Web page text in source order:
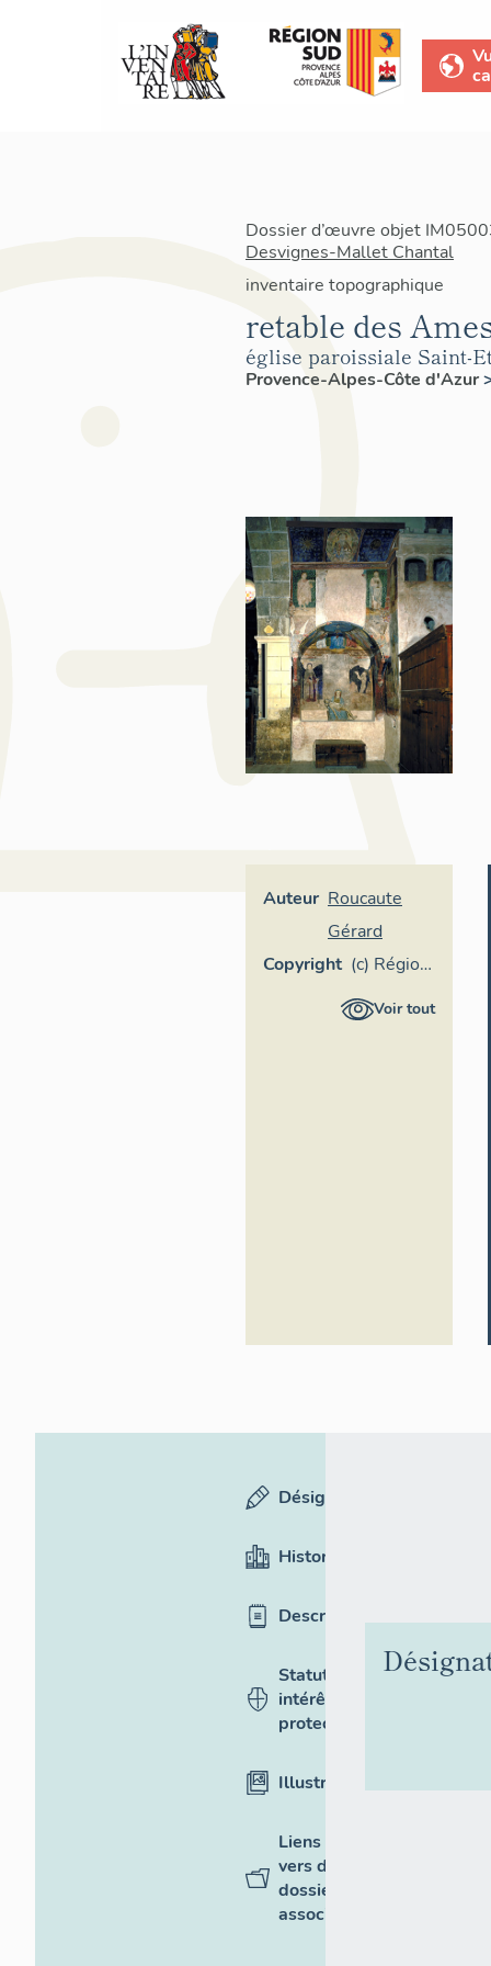
Dossier d’œuvre objet
Desvignes-Mallet Chantal
inventaire topographique
retable des
église paroissiale Saint-
Provence-Alpes-Côte d'Azur
Auteur Roucaute
Gérard
Copyright (c) Région
Provence-
Voir tout
Désignation
Historique
Description
Statut,
intérêt et
protection
Illustrations
Liens
vers des
dossiers
associés